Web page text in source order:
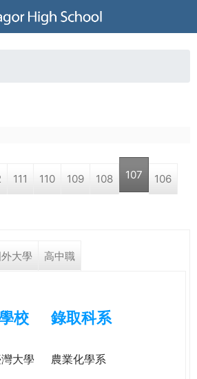
to navigation
111 110 109 108 107 106
大學 高中職
校 錄取科系
大學
農業化學系